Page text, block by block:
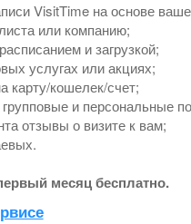
VisitTime на основе
или компанию;
и загрузкой;
услугах или акциях;
карту/кошелек/счет;
и персональные
отзывы о визите к вам;
месяц бесплатно.